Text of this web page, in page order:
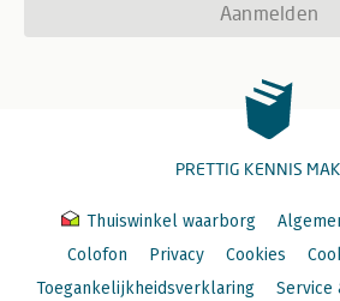
Aanmelden
PRETTIG KENNIS
Thuiswinkel waarborg
Colofon
Privacy Cookies
Toegankelijkheidsverklaring
Service